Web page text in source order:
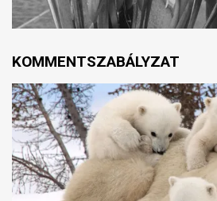
KOMMENTSZABÁLYZAT